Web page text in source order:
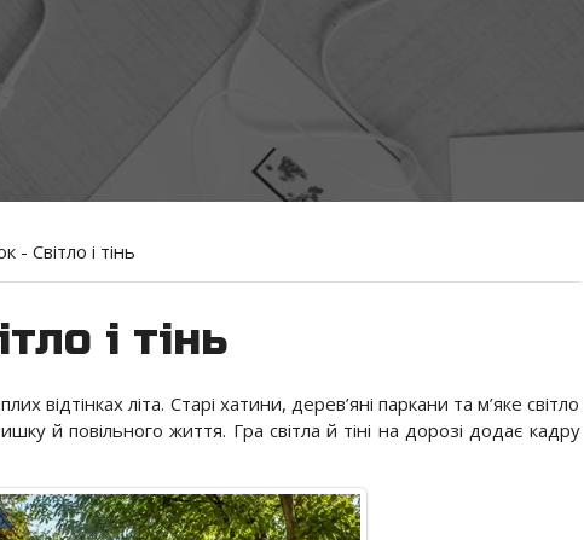
- Світло і тінь
і тінь
відтінках літа. Старі хатини, дерев’яні паркани та м’яке світло
й повільного життя. Гра світла й тіні на дорозі додає кадру